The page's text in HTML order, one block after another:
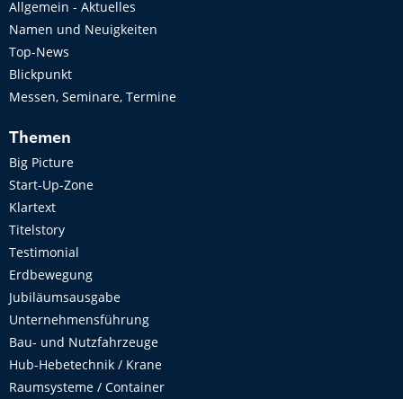
Allgemein - Aktuelles
Namen und Neuigkeiten
Top-News
Blickpunkt
Messen, Seminare, Termine
Themen
Big Picture
Start-Up-Zone
Klartext
Titelstory
Testimonial
Erdbewegung
Jubiläumsausgabe
Unternehmensführung
Bau- und Nutzfahrzeuge
Hub-Hebetechnik / Krane
Raumsysteme / Container